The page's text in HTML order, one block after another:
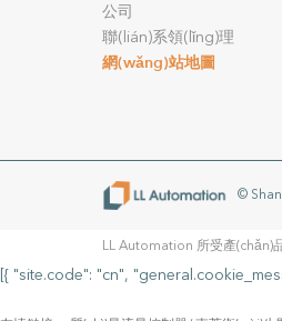
公司
聯(lián)系領(lǐng)理
網(wǎng)站地圖
©
LL Automation 所受產(chǎn)品
[{ "site.code": "cn",